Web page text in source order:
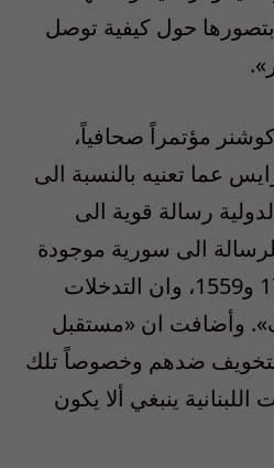
بتصورها حول كيفية توصل
مؤتمراً صحافياً،
عما تعنيه بالنسبة الى
رسالة قوية الى
الى سورية موجودة
كلها في القرارات 1701 و1559، وان التدخلات
وأضافت ان «مستقبل
التخويف ضدهم وخصوصاً تلك
ينبغي ألا يكون